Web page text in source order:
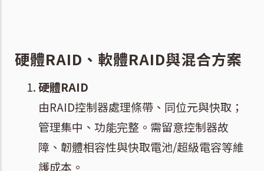
硬體RAID、軟體RAID與混合方案
硬體RAID
由RAID控制器處理條帶、同位元與快取；
管理集中、功能完整。需留意控制器故
障、韌體相容性與快取電池/超級電容等維
護成本。